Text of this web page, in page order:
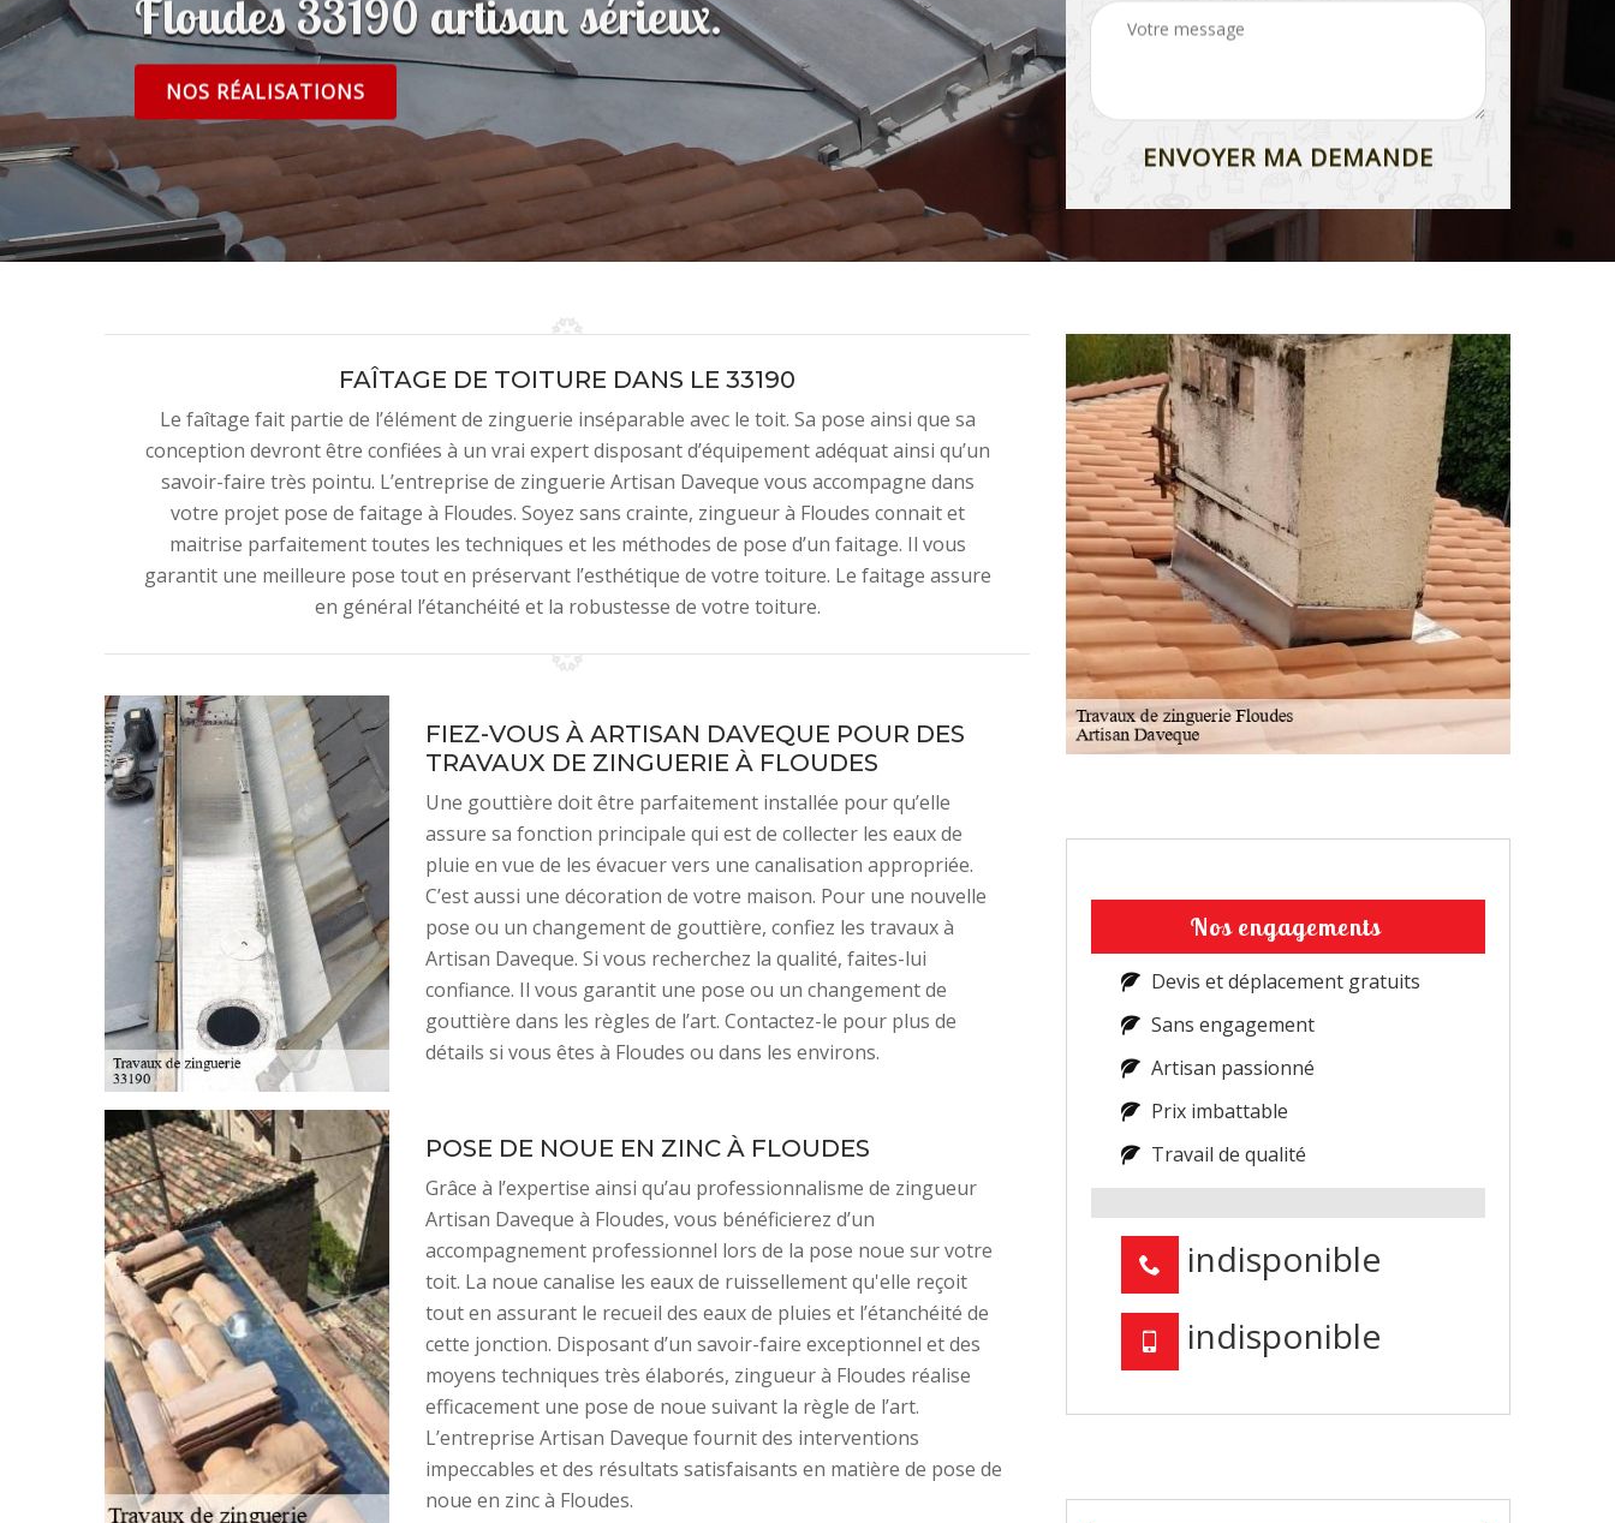
Floudes 33190 artisan sérieux.
NOS RÉALISATIONS
FAÎTAGE DE TOITURE DANS LE 33190
Le faîtage fait partie de l’élément de zinguerie inséparable avec le toit. Sa pose ainsi que sa
conception devront être confiées à un vrai expert disposant d’équipement adéquat ainsi qu’un
savoir-faire très pointu. L’entreprise de zinguerie Artisan Daveque vous accompagne dans
votre projet pose de faitage à Floudes. Soyez sans crainte, zingueur à Floudes connait et
maitrise parfaitement toutes les techniques et les méthodes de pose d’un faitage. Il vous
garantit une meilleure pose tout en préservant l’esthétique de votre toiture. Le faitage assure
en général l’étanchéité et la robustesse de votre toiture.
FIEZ-VOUS À ARTISAN DAVEQUE POUR DES
TRAVAUX DE ZINGUERIE À FLOUDES
Une gouttière doit être parfaitement installée pour qu’elle
assure sa fonction principale qui est de collecter les eaux de
pluie en vue de les évacuer vers une canalisation appropriée.
C’est aussi une décoration de votre maison. Pour une nouvelle
pose ou un changement de gouttière, confiez les travaux à
Artisan Daveque. Si vous recherchez la qualité, faites-lui
confiance. Il vous garantit une pose ou un changement de
gouttière dans les règles de l’art. Contactez-le pour plus de
détails si vous êtes à Floudes ou dans les environs.
POSE DE NOUE EN ZINC À FLOUDES
Grâce à l’expertise ainsi qu’au professionnalisme de zingueur
Artisan Daveque à Floudes, vous bénéficierez d’un
accompagnement professionnel lors de la pose noue sur votre
toit. La noue canalise les eaux de ruissellement qu'elle reçoit
tout en assurant le recueil des eaux de pluies et l’étanchéité de
cette jonction. Disposant d’un savoir-faire exceptionnel et des
moyens techniques très élaborés, zingueur à Floudes réalise
efficacement une pose de noue suivant la règle de l’art.
L’entreprise Artisan Daveque fournit des interventions
impeccables et des résultats satisfaisants en matière de pose de
noue en zinc à Floudes.
Nos engagements
Devis et déplacement gratuits
Sans engagement
Artisan passionné
Prix imbattable
Travail de qualité
indisponible
indisponible